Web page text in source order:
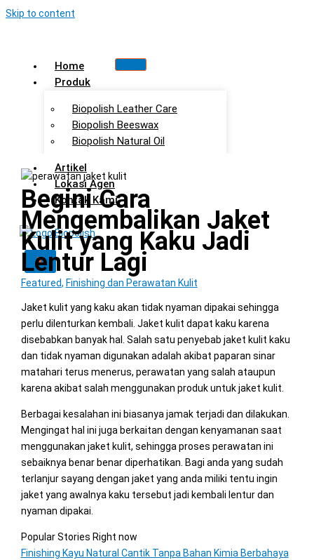
Skip to content
Home
Produk
Biopolish Leather Care
Biopolish Beeswax
Biopolish Natural Oil
Artikel
Lokasi Agen
Kontak Kami
X
Begini Cara
Mengembalikan Jaket
Kulit yang Kaku Jadi
Lentur Lagi
Featured, Finishing dan Perawatan Kulit
Jaket kulit yang kaku akan tidak nyaman dipakai sehingga
perlu dilenturkan kembali. Jaket kulit dapat kaku karena
disebabkan banyak hal. Salah satu penyebab jaket kulit kaku
dan tidak nyaman digunakan adalah akibat paparan sinar
matahari terus menerus, perawatan yang salah ataupun
karena akibat salah menggunakan produk untuk jaket kulit.
Berbagai kesalahan ini biasanya jamak terjadi dan dilakukan.
Mengingat hal ini juga berkaitan dengan kenyamanan saat
menggunakan jaket kulit, sehingga proses perawatan ini
sebaiknya benar benar diperhatikan. Bagi anda yang sudah
terlanjur sayang dengan jaket yang anda miliki tentu ingin
jaket yang awalnya kaku tersebut jadi kembali lentur dan
nyaman dipakai.
Popular Stories Right now
Finishing Kayu Natural Cantik Tanpa Bahan Kimia Berbahaya